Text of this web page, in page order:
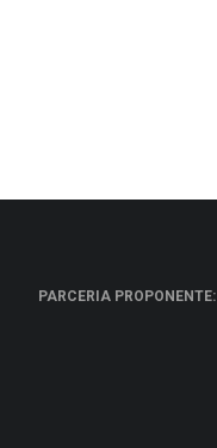
PARCERIA PROPONENTE: